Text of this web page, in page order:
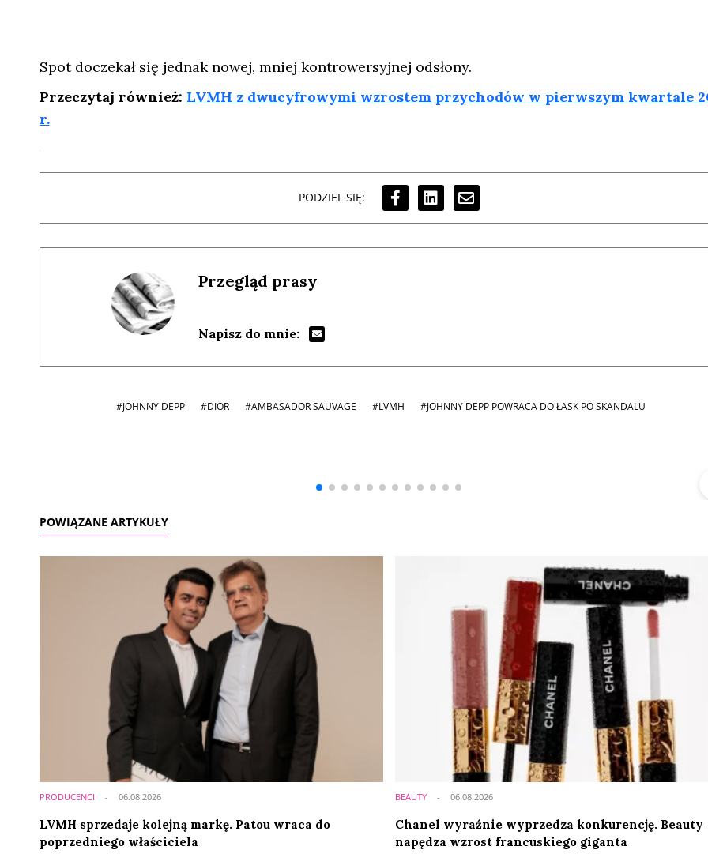
Spot doczekał się jednak nowej, mniej kontrowersyjnej odsłony.
Przeczytaj również: LVMH z dwucyfrowymi wzrostem przychodów w pierwszym kwartale
r.
PODZIEL SIĘ:
Przegląd prasy
Napisz do mnie:
#JOHNNY DEPP #DIOR #AMBASADOR SAUVAGE #LVMH #JOHNNY DEPP POWRACA DO ŁASK PO SKANDALU
POWIĄZANE ARTYKUŁY
PRODUCENCI
LVMH sprzedaje kolejną markę. Patou wraca do
poprzedniego właściciela
06.08.2026 BEAUTY
Chanel wyraźnie wyprzedza konkurencję. Beauty
napędza wzrost francuskiego giganta
06.08.2026